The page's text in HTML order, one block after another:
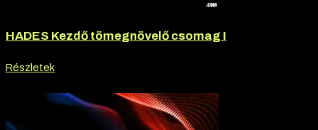
HADES Kezdő tömegnövelő csomag I
Részletek